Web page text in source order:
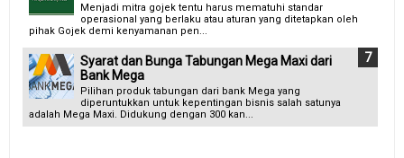
Menjadi mitra gojek tentu harus mematuhi standar
operasional yang berlaku atau aturan yang ditetapkan oleh
pihak Gojek demi kenyamanan pen...
Syarat dan Bunga Tabungan Mega Maxi dari
Bank Mega
Pilihan produk tabungan dari bank Mega yang
diperuntukkan untuk kepentingan bisnis salah satunya
adalah Mega Maxi. Didukung dengan 300 kan...